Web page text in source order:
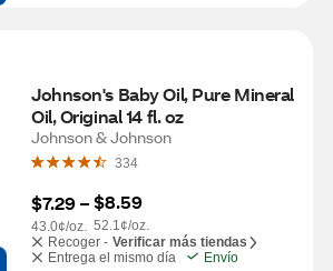
Johnson's Baby Oil, Pure Mineral
Oil, Original 14 fl. oz
Johnson & Johnson
334
$7.29 –
43.0¢/oz.
$8.59
52.1¢/oz.
Recoger - Verificar más tiendas
Entrega el mismo día
Envío